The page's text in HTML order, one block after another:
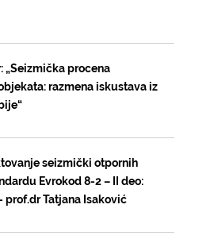
„Seizmička procena
razmena iskustava iz
seizmički otpornih
Evrokod 8-2 – II deo:
Tatjana Isaković